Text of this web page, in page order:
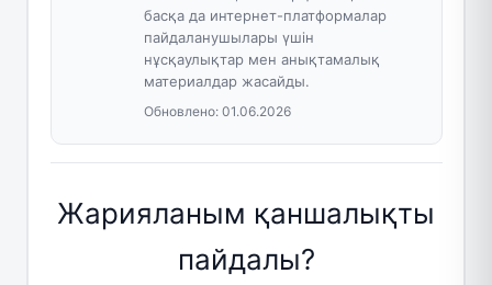
басқа да интернет-платформалар
пайдаланушылары үшін
нұсқаулықтар мен анықтамалық
материалдар жасайды.
Обновлено: 01.06.2026
Жарияланым қаншалықты
пайдалы?